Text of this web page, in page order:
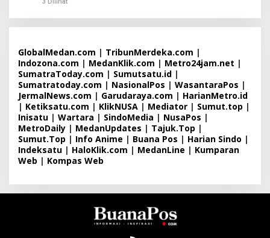
GlobalMedan.com | TribunMerdeka.com |
Indozona.com | MedanKlik.com | Metro24jam.net |
SumatraToday.com | Sumutsatu.id |
Sumatratoday.com | NasionalPos | WasantaraPos |
JermalNews.com | Garudaraya.com | HarianMetro.id
| Ketiksatu.com | KlikNUSA | Mediator | Sumut.top |
Inisatu | Wartara | SindoMedia | NusaPos |
MetroDaily | MedanUpdates | Tajuk.Top |
Sumut.Top | Info Anime | Buana Pos | Harian Sindo |
Indeksatu | HaloKlik.com | MedanLine | Kumparan
Web | Kompas Web